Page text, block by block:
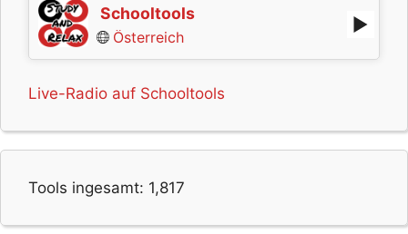
Schooltools
Österreich
Live-Radio auf Schooltools
Tools ingesamt: 1,817